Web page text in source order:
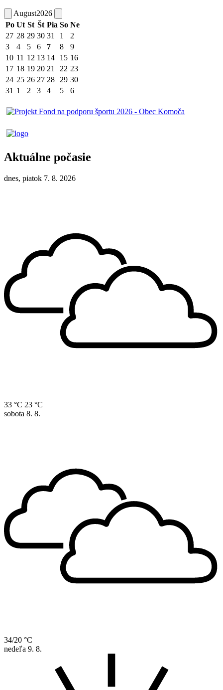
August2026
Po Ut St Št Pia So Ne
27 28 29 30 31 1
2
3
4 5 6 7 8
9
10 11 12 13 14 15 16
17 18 19 20 21 22 23
24 25 26 27 28 29 30
31 1 2 3 4 5 6
Aktuálne počasie
dnes, piatok 7. 8. 2026
33 °C 23 °C
sobota 8. 8.
34/20 °C
nedeľa 9. 8.